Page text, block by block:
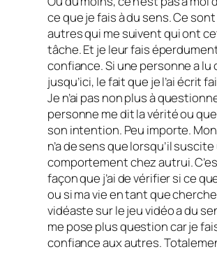
ce que je fais à du sens. Ce
autres qui me suivent qui ont
tâche. Et je leur fais
confiance. Si une personne a lu
jusqu’ici, le fait que je l’ai écrit
Je n’ai pas non plus à
personne me dit la vérité ou
son intention. Peu importe.
n’a de sens que lorsqu’il suscite
comportement chez autrui.
façon que j’ai de vérifier si ce
ou si ma vie en tant que
vidéaste sur le jeu vidéo a du
me pose plus question car je
confiance aux autres.